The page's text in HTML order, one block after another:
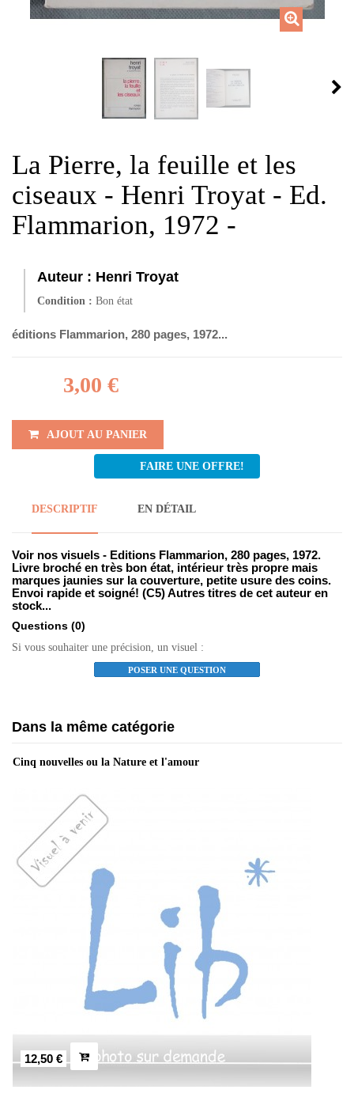
La Pierre, la feuille et les
ciseaux - Henri Troyat - Ed.
Flammarion, 1972 -
Auteur : Henri Troyat
Condition : Bon état
éditions Flammarion, 280 pages, 1972...
3,00 €
AJOUT AU PANIER
FAIRE UNE OFFRE!
DESCRIPTIF EN DÉTAIL
Voir nos visuels - Editions Flammarion, 280 pages, 1972.
Livre broché en très bon état, intérieur très propre mais
marques jaunies sur la couverture, petite usure des coins.
Envoi rapide et soigné! (C5) Autres titres de cet auteur en
stock...
Questions (0)
Si vous souhaiter une précision, un visuel :
POSER UNE QUESTION
Dans la même catégorie
Cinq nouvelles ou la Nature et l'amour
12,50 €